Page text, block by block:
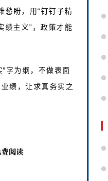
愁盼，用“钉钉子精
绩主义”，政策才能
字为纲，不做表面
绩，让求真务实之